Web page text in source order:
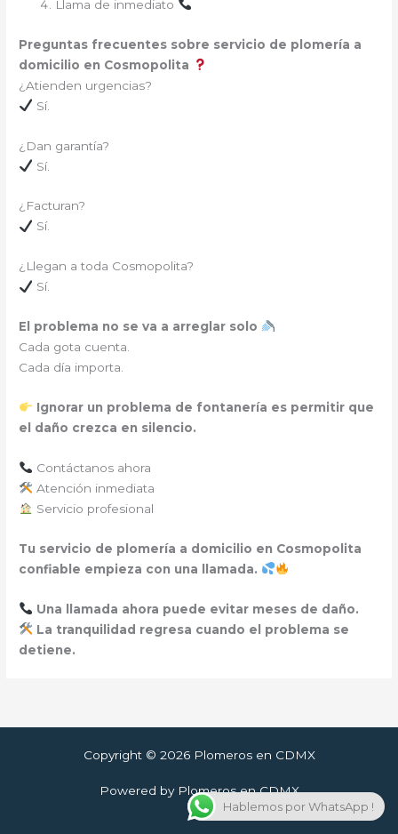
Llama de inmediato
Preguntas frecuentes sobre servicio de plomería a
domicilio en Cosmopolita
¿Atienden urgencias?
Sí.
¿Dan garantía?
Sí.
¿Facturan?
Sí.
¿Llegan a toda Cosmopolita?
Sí.
El problema no se va a arreglar solo
Cada gota cuenta.
Cada día importa.
Ignorar un problema de fontanería es permitir que
el daño crezca en silencio.
Contáctanos ahora
Atención inmediata
Servicio profesional
Tu servicio de plomería a domicilio en Cosmopolita
confiable empieza con una llamada.
Una llamada ahora puede evitar meses de daño.
La tranquilidad regresa cuando el problema se
detiene.
Copyright © 2026 Plomeros en CDMX
Powered by Plomeros en CDMX
Hablemos por WhatsApp !